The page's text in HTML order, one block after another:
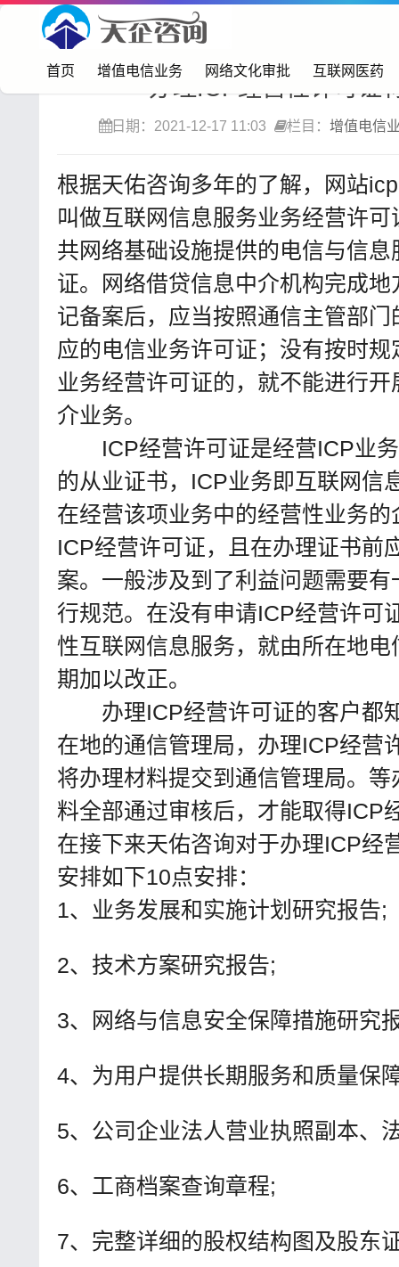
首页 增值电信业务 网络文化审批 互联网医药
首页> 增值电信业务
办理ICP经营性许可证
日期：2021-12-17 11:03 栏目：增值电信
根据天佑咨询多年的了解，网站
叫做互联网信息服务业务经营许
共网络基础设施提供的电信与信
证。网络借贷信息中介机构完成
记备案后，应当按照通信主管部
应的电信业务许可证；没有按时
业务经营许可证的，就不能进行
介业务。
ICP经营许可证是经营ICP业务
的从业证书，ICP业务即互联网信
在经营该项业务中的经营性业务
ICP经营许可证，且在办理证书前
案。一般涉及到了利益问题需要
行规范。在没有申请ICP经营许可
性互联网信息服务，就由所在地
期加以改正。
办理ICP经营许可证的客户都
在地的通信管理局，办理ICP经营
将办理材料提交到通信管理局。
料全部通过审核后，才能取得ICP
在接下来天佑咨询对于办理ICP经
安排如下10点安排：
1、业务发展和实施计划研究报告;
2、技术方案研究报告;
3、网络与信息安全保障措施研究
4、为用户提供长期服务和质量保
5、公司企业法人营业执照副本、
6、工商档案查询章程;
7、完整详细的股权结构图及股东